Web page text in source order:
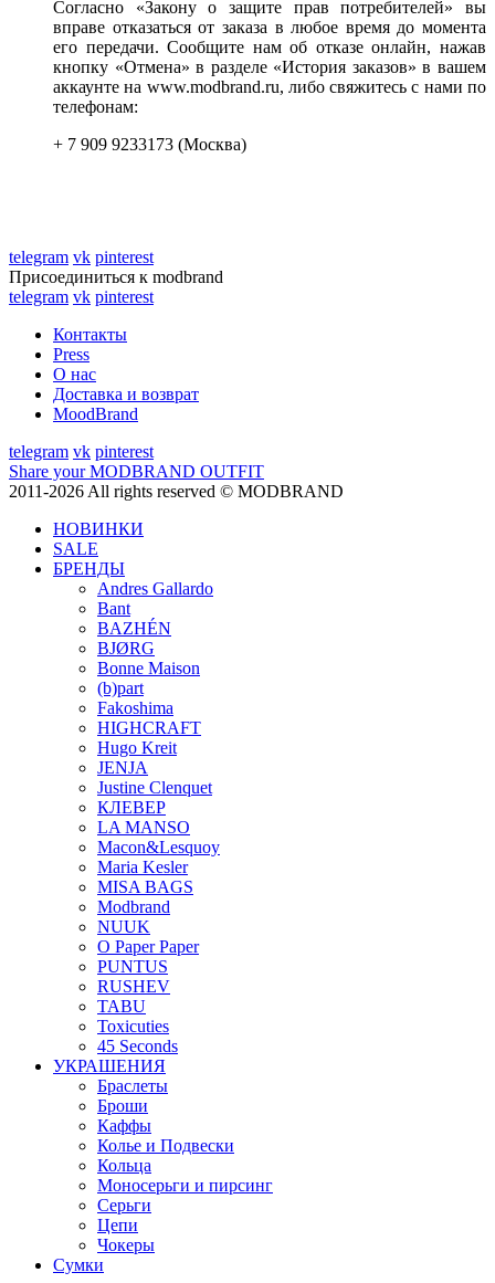
Согласно «Закону о защите прав потребителей» вы
вправе отказаться от заказа в любое время до момента
его передачи. Сообщите нам об отказе онлайн, нажав
кнопку «Отмена» в разделе «История заказов» в вашем
аккаунте на www.modbrand.ru, либо свяжитесь с нами по
телефонам:
+ 7 909 9233173 (Москва)
telegram vk pinterest
Присоединиться к modbrand
telegram vk pinterest
Контакты
Press
О нас
Доставка и возврат
MoodBrand
telegram vk pinterest
Share your MODBRAND OUTFIT
2011-2026 All rights reserved © MODBRAND
НОВИНКИ
SALE
БРЕНДЫ
Andres Gallardo
Bant
BAZHÉN
BJØRG
Bonne Maison
(b)part
Fakoshima
HIGHCRAFT
Hugo Kreit
JENJA
Justine Clenquet
КЛЕВЕР
LA MANSO
Macon&Lesquoy
Maria Kesler
MISA BAGS
Modbrand
NUUK
O Paper Paper
PUNTUS
RUSHEV
TABU
Toxicuties
45 Seconds
УКРАШЕНИЯ
Браслеты
Броши
Каффы
Колье и Подвески
Кольца
Моносерьги и пирсинг
Серьги
Цепи
Чокеры
Сумки